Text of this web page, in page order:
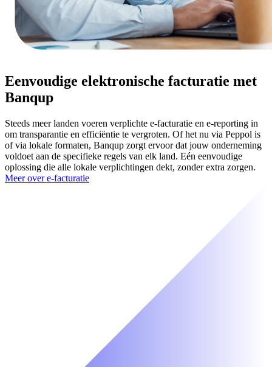
Eenvoudige elektronische facturatie met
Banqup
Steeds meer landen voeren verplichte e-facturatie en e-reporting in
om transparantie en efficiëntie te vergroten. Of het nu via Peppol is
of via lokale formaten, Banqup zorgt ervoor dat jouw onderneming
voldoet aan de specifieke regels van elk land. Eén eenvoudige
oplossing die alle lokale verplichtingen dekt, zonder extra zorgen.
Meer over e-facturatie